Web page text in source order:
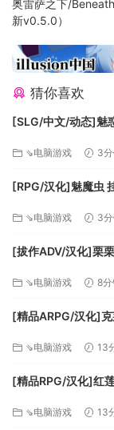
RTS战斗——直接
欧洲
在《荣誉骑士2：
配的最重要的工具
元帅统率你的军队
使节可以把你最大
需要的时候支援你
的商品来支持你的
教士可以照顾你的
如果你喜欢以更微
为夺取中世纪世界
展到300多个行省
奥雷萨之下/
新v0.5.0）
猜你喜欢
[SLG/中文/动态]魅
⇘电脑游戏 3
[RPG/汉化]魅魔虫
⇘电脑游戏 3
[拔作ADV/汉化]栗
⇘电脑游戏 8
[精品ARPG/汉化]
⇘电脑游戏 13
[精品RPG/汉化]红
⇘电脑游戏 13